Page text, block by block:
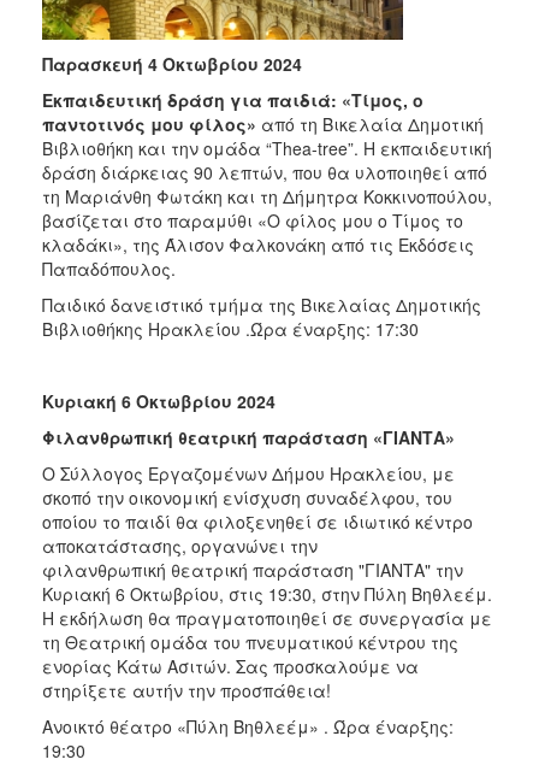
ΔΗΜΟΤΗΣ
ΕΠΙΣΚΕΠΤΗΣ
ΗΡΑΚΛΕΙΟ
Παρασκευή 4 Οκτωβρίου 2024
Εκπαιδευτική δράση για παιδιά: «Τίμος, ο
παντοτινός μου φίλος» από τη Βικελαία Δημοτική
Βιβλιοθήκη και την ομάδα “Thea-tree”. Η εκπαιδευτική
δράση διάρκειας 90 λεπτών, που θα υλοποιηθεί από
τη Μαριάνθη Φωτάκη και τη Δήμητρα Κοκκινοπούλου,
βασίζεται στο παραμύθι «Ο φίλος μου ο Τίμος το
κλαδάκι», της Άλισον Φαλκονάκη από τις Εκδόσεις
Παπαδόπουλος.
Παιδικό δανειστικό τμήμα της Βικελαίας Δημοτικής
Βιβλιοθήκης Ηρακλείου .Ώρα έναρξης: 17:30
Κυριακή 6 Οκτωβρίου 2024
Φιλανθρωπική θεατρική παράσταση «ΓΙΑΝΤΑ»
Ο Σύλλογος Εργαζομένων Δήμου Ηρακλείου, με
σκοπό την οικονομική ενίσχυση συναδέλφου, του
οποίου το παιδί θα φιλοξενηθεί σε ιδιωτικό κέντρο
αποκατάστασης, οργανώνει την
φιλανθρωπική θεατρική παράσταση "ΓΙΑΝΤΑ" την
Κυριακή 6 Οκτωβρίου, στις 19:30, στην Πύλη Βηθλεέμ.
Η εκδήλωση θα πραγματοποιηθεί σε συνεργασία με
τη Θεατρική ομάδα του πνευματικού κέντρου της
ενορίας Κάτω Ασιτών. Σας προσκαλούμε να
στηρίξετε αυτήν την προσπάθεια!
Ανοικτό θέατρο «Πύλη Βηθλεέμ» . Ώρα έναρξης:
19:30